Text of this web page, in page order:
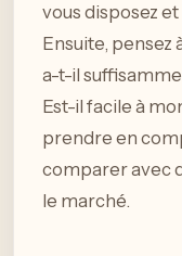
vous disposez
Ensuite, pensez
a-t-il
Est-il facile à
prendre en
comparer avec
le marché.